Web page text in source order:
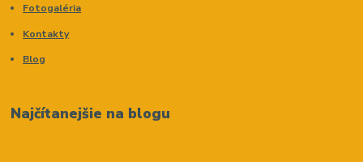
Fotogaléria
Kontakty
Blog
Najčítanejšie na blogu